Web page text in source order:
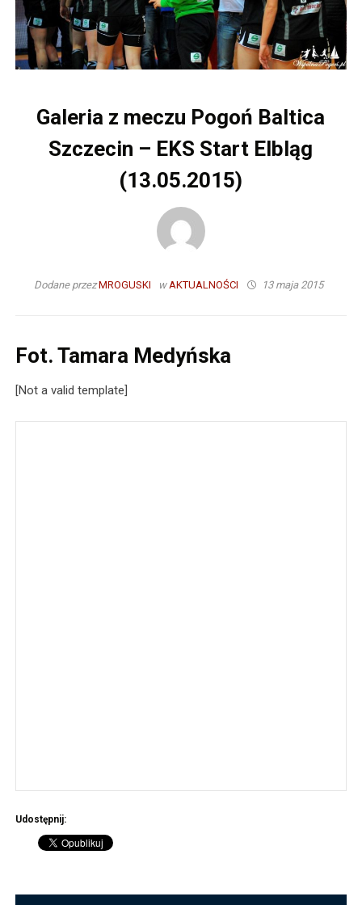
Galeria z meczu Pogoń Baltica
Szczecin – EKS Start Elbląg
(13.05.2015)
Dodane przezMROGUSKI wAKTUALNOŚCI 13 maja 2015
Fot. Tamara Medyńska
[Not a valid template]
Udostępnij: